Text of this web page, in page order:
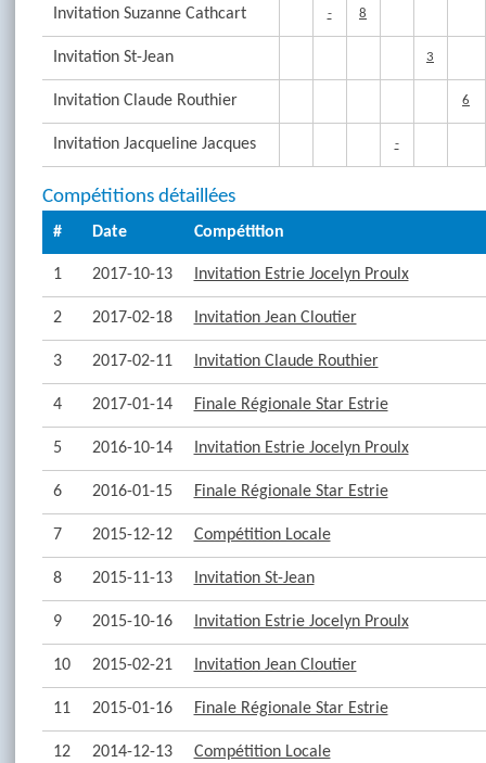
Invitation Suzanne Cathcart - 8
Invitation St-Jean 3
Invitation Claude Routhier 6
Invitation Jacqueline Jacques -
Compétitions détaillées
# Date Compétition
1 2017-10-13 Invitation Estrie Jocelyn Proulx
2 2017-02-18 Invitation Jean Cloutier
3 2017-02-11 Invitation Claude Routhier
4 2017-01-14 Finale Régionale Star Estrie
5 2016-10-14 Invitation Estrie Jocelyn Proulx
6 2016-01-15 Finale Régionale Star Estrie
7 2015-12-12 Compétition Locale
8 2015-11-13 Invitation St-Jean
9 2015-10-16 Invitation Estrie Jocelyn Proulx
10 2015-02-21 Invitation Jean Cloutier
11 2015-01-16 Finale Régionale Star Estrie
12 2014-12-13 Compétition Locale